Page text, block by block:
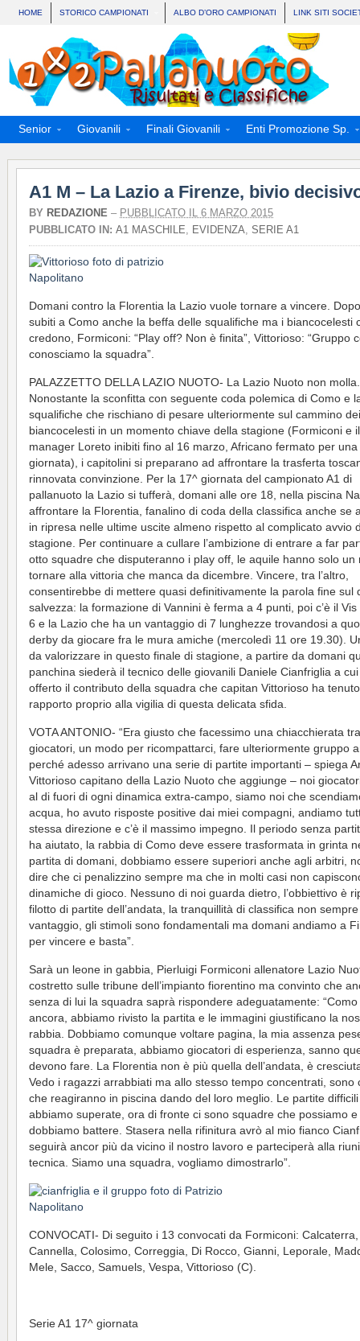
HOME STORICO CAMPIONATI ALBO D’ORO CAMPIONATI LINK SITI
Senior Giovanili Finali Giovanili Enti Promozione Sp.
A1 M – La Lazio a Firenze, bivio
BY REDAZIONE – PUBBLICATO IL 6 MARZO 2015
PUBBLICATO IN: A1 MASCHILE, EVIDENZA, SERIE A1
Domani contro la Florentia la Lazio vuole tornare a vincere.
subiti a Como anche la beffa delle squalifiche ma i biancocelesti
credono, Formiconi: “Play off? Non è finita”, Vittorioso: “Gruppo
conosciamo la squadra”.
PALAZZETTO DELLA LAZIO NUOTO- La Lazio Nuoto non molla.
Nonostante la sconfitta con seguente coda polemica di Como e
squalifiche che rischiano di pesare ulteriormente sul cammino dei
biancocelesti in un momento chiave della stagione (Formiconi e
manager Loreto inibiti fino al 16 marzo, Africano fermato per una
giornata), i capitolini si preparano ad affrontare la trasferta
rinnovata convinzione. Per la 17^ giornata del campionato A1 di
pallanuoto la Lazio si tufferà, domani alle ore 18, nella piscina
affrontare la Florentia, fanalino di coda della classifica anche se
in ripresa nelle ultime uscite almeno rispetto al complicato avvio
stagione. Per continuare a cullare l’ambizione di entrare a far
otto squadre che disputeranno i play off, le aquile hanno solo un
tornare alla vittoria che manca da dicembre. Vincere, tra l’altro,
consentirebbe di mettere quasi definitivamente la parola fine sul
salvezza: la formazione di Vannini è ferma a 4 punti, poi c’è il Vis
6 e la Lazio che ha un vantaggio di 7 lunghezze trovandosi a
derby da giocare fra le mura amiche (mercoledì 11 ore 19.30).
da valorizzare in questo finale di stagione, a partire da domani
panchina siederà il tecnico delle giovanili Daniele Cianfriglia a
offerto il contributo della squadra che capitan Vittorioso ha
rapporto proprio alla vigilia di questa delicata sfida.
VOTA ANTONIO- “Era giusto che facessimo una chiacchierata
giocatori, un modo per ricompattarci, fare ulteriormente gruppo
perché adesso arrivano una serie di partite importanti – spiega
Vittorioso capitano della Lazio Nuoto che aggiunge – noi
al di fuori di ogni dinamica extra-campo, siamo noi che
acqua, ho avuto risposte positive dai miei compagni, andiamo
stessa direzione e c’è il massimo impegno. Il periodo senza
ha aiutato, la rabbia di Como deve essere trasformata in grinta
partita di domani, dobbiamo essere superiori anche agli arbitri,
dire che ci penalizzino sempre ma che in molti casi non
dinamiche di gioco. Nessuno di noi guarda dietro, l’obbiettivo è
filotto di partite dell’andata, la tranquillità di classifica non
vantaggio, gli stimoli sono fondamentali ma domani andiamo a
per vincere e basta”.
Sarà un leone in gabbia, Pierluigi Formiconi allenatore Lazio
costretto sulle tribune dell’impianto fiorentino ma convinto che
senza di lui la squadra saprà rispondere adeguatamente:
ancora, abbiamo rivisto la partita e le immagini giustificano la
rabbia. Dobbiamo comunque voltare pagina, la mia assenza
squadra è preparata, abbiamo giocatori di esperienza, sanno
devono fare. La Florentia non è più quella dell’andata, è
Vedo i ragazzi arrabbiati ma allo stesso tempo concentrati, sono
che reagiranno in piscina dando del loro meglio. Le partite
abbiamo superate, ora di fronte ci sono squadre che possiamo e
dobbiamo battere. Stasera nella rifinitura avrò al mio fianco
seguirà ancor più da vicino il nostro lavoro e parteciperà alla
tecnica. Siamo una squadra, vogliamo dimostrarlo”.
CONVOCATI- Di seguito i 13 convocati da Formiconi: Calcaterra,
Cannella, Colosimo, Correggia, Di Rocco, Gianni, Leporale,
Mele, Sacco, Samuels, Vespa, Vittorioso (C).
Serie A1 17^ giornata